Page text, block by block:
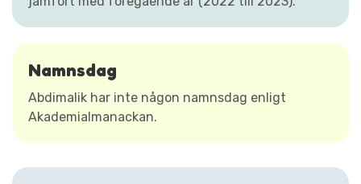
Namnsdag
Abdimalik har inte någon namnsdag enligt
Akademialmanackan.